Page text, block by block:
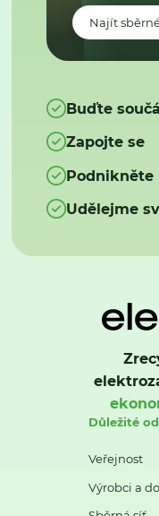
Najít
Buďte
Zapojte se
Podnikněte
Udělejme
Důležité
Veřejnost
Výrobci a